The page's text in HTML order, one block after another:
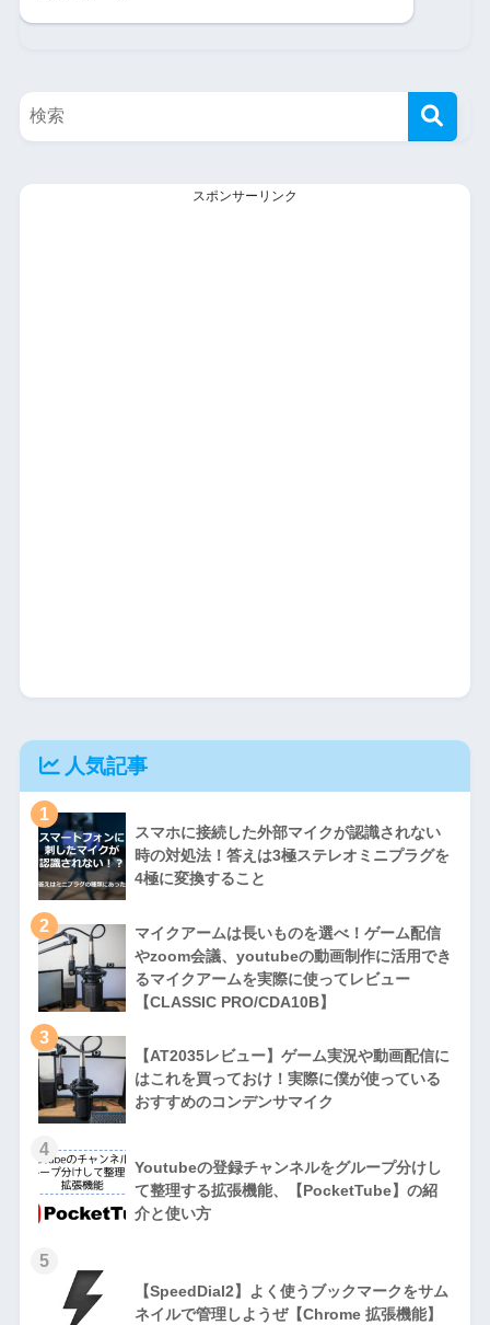
スポンサーリンク
人気記事
1
スマホに接続した外部マイクが認識されない
時の対処法！答えは3極ステレオミニプラグを
4極に変換すること
2
マイクアームは長いものを選べ！ゲーム配信
やzoom会議、youtubeの動画制作に活用でき
るマイクアームを実際に使ってレビュー
【CLASSIC PRO/CDA10B】
3
【AT2035レビュー】ゲーム実況や動画配信に
はこれを買っておけ！実際に僕が使っている
おすすめのコンデンサマイク
4
Youtubeの登録チャンネルをグループ分けし
て整理する拡張機能、【PocketTube】の紹
介と使い方
5
【SpeedDial2】よく使うブックマークをサム
ネイルで管理しようぜ【Chrome 拡張機能】